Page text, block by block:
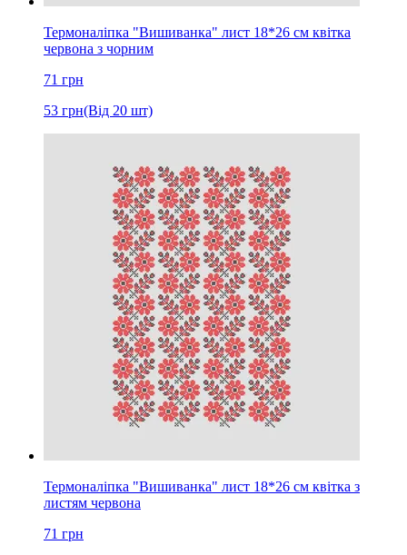
Термоналіпка "Вишиванка" лист 18*26 см квітка
червона з чорним
71 грн
53 грн(Від 20 шт)
Термоналіпка "Вишиванка" лист 18*26 см квітка з
листям червона
71 грн